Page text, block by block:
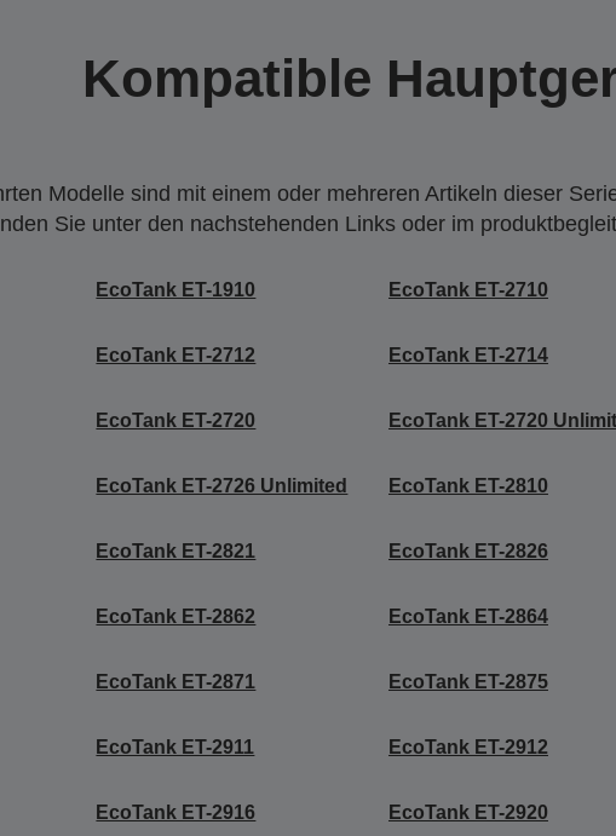
Kompatible
Modelle sind mit einem oder mehreren Artikeln dieser
Sie unter den nachstehenden Links oder im
EcoTank ET-1910 EcoTank ET-2710
EcoTank ET-2712 EcoTank ET-2714
EcoTank ET-2720 EcoTank ET-2720
EcoTank ET-2726 Unlimited EcoTank ET-2810
EcoTank ET-2821 EcoTank ET-2826
EcoTank ET-2862 EcoTank ET-2864
EcoTank ET-2871 EcoTank ET-2875
EcoTank ET-2911 EcoTank ET-2912
EcoTank ET-2916 EcoTank ET-2920